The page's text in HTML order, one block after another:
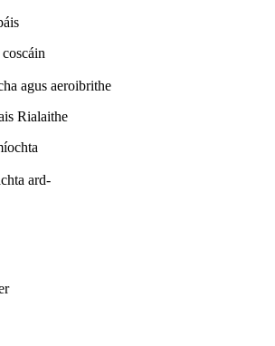
agus aeroibrithe
Rialaithe
ard-